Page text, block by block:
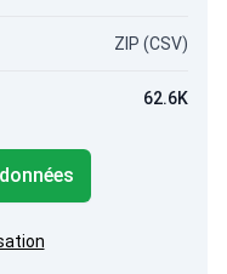
ZIP (CSV)
62.6K